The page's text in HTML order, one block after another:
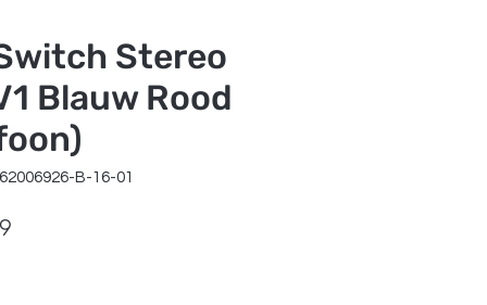
Stereo
Blauw Rood
B-16-01